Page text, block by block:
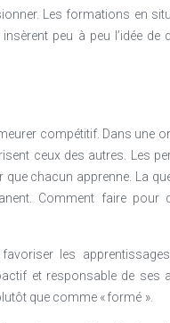
laboratoires, réception
et leurs parents.
et le monde de
verticaux et trouver de
des solutions
humaines et
jeunes et à ceux –ci
privé est clé. Dans ce
travail. Les
améliorer les
Les formations en
peu à peu l’idée
compétitif. Dans une
ceux des autres. Les
chacun apprenne. La
Comment faire pour
les
et responsable de ses
que comme « formé ».